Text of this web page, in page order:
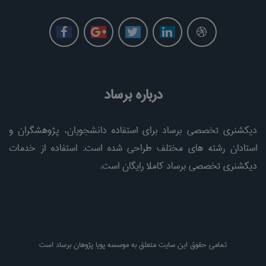
درباره برساد
دیکشنری تخصصی برساد برای استفاده دانشجویان، پژوهشگران و
استادان رشته های مختلف طراحی شده است. استفاده از خدمات
دیکشنری تخصصی برساد کاملا رایگان است.
تمامی حقوق این سایت متعلق به موسسه پویا پژوهان برساد است